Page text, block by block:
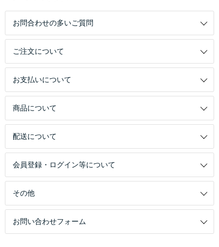
お問合わせの多いご質問
ご注文について
お支払いについて
商品について
配送について
会員登録・ログイン等について
その他
お問い合わせフォーム